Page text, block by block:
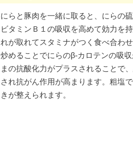
にらと豚肉を一緒に取ると、にらの
ビタミンＢ１の吸収を高めて効力を
れが取れてスタミナがつく食べ合わ
炒めることでにらのβ‐カロテンの吸
まの抗酸化力がプラスされることで
され抗がん作用が高まります。粗塩
きが整えられます。